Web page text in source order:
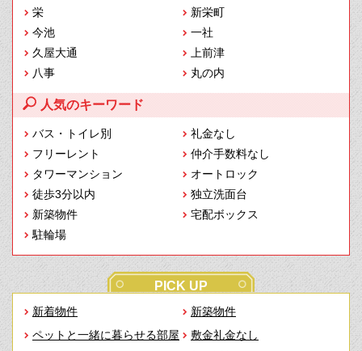
栄
新栄町
今池
一社
久屋大通
上前津
八事
丸の内
人気のキーワード
バス・トイレ別
礼金なし
フリーレント
仲介手数料なし
タワーマンション
オートロック
徒歩3分以内
独立洗面台
新築物件
宅配ボックス
駐輪場
PICK UP
新着物件
新築物件
ペットと一緒に暮らせる部屋
敷金礼金なし